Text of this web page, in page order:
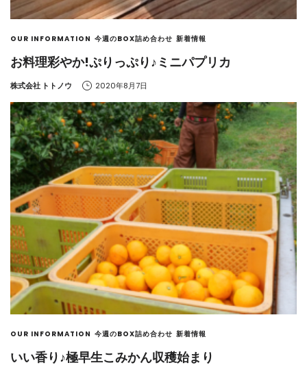
OUR INFORMATION 今週のBOX詰め合わせ 新着情報
お料理彩やか!ぷりっぷり♪ミニパプリカ
by
株式会社 トトノウ 2020年8月7日
OUR INFORMATION 今週のBOX詰め合わせ 新着情報
いい香り♪極早生こみかん収穫始まり